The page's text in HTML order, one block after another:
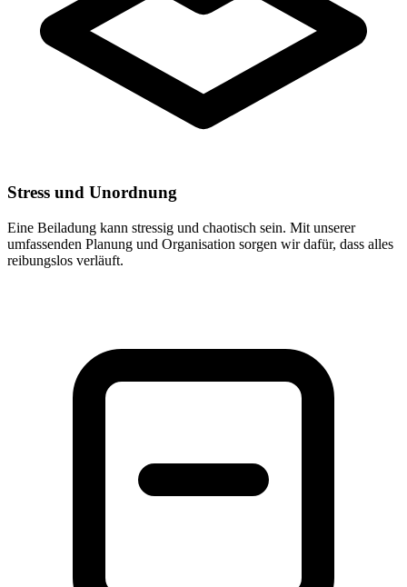
Stress und Unordnung
Eine Beiladung kann stressig und chaotisch sein. Mit unserer
umfassenden Planung und Organisation sorgen wir dafür, dass alles
reibungslos verläuft.